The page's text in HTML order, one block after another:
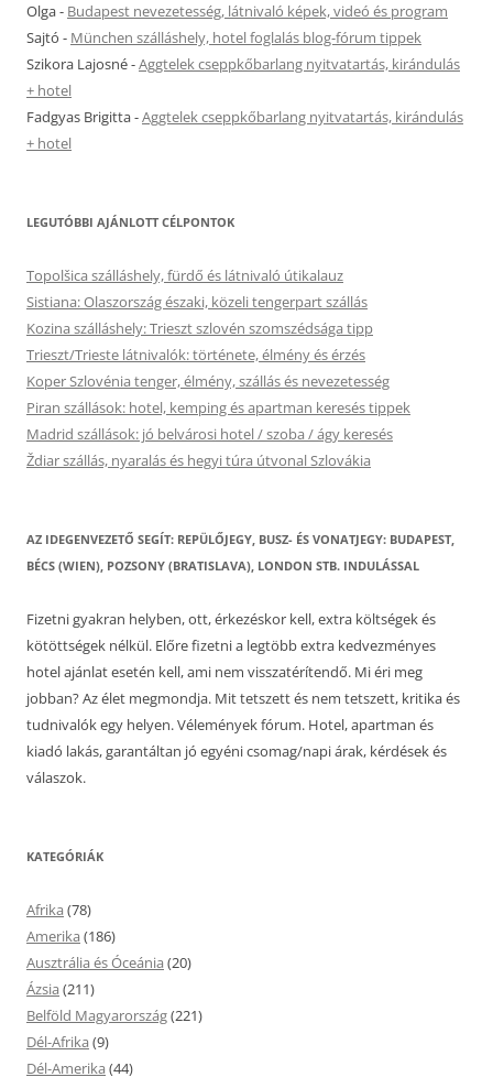
Olga- Budapest nevezetesség, látnivaló képek, videó és program
Sajtó - München szálláshely, hotel foglalás blog-fórum tippek
Szikora Lajosné-Aggtelek cseppkőbarlang nyitvatartás, kirándulás
+ hotel
Fadgyas Brigitta-Aggtelek cseppkőbarlang nyitvatartás, kirándulás
+ hotel
LEGUTÓBBI AJÁNLOTT CÉLPONTOK
Topolšica szálláshely, fürdő és látnivaló útikalauz
Sistiana: Olaszország északi, közeli tengerpart szállás
Kozina szálláshely: Trieszt szlovén szomszédsága tipp
Trieszt/Trieste látnivalók: története, élmény és érzés
Koper Szlovénia tenger, élmény, szállás és nevezetesség
Piran szállások: hotel, kemping és apartman keresés tippek
Madrid szállások: jó belvárosi hotel / szoba / ágy keresés
Ždiar szállás, nyaralás és hegyi túra útvonal Szlovákia
AZ IDEGENVEZETŐ SEGÍT: REPÜLŐJEGY, BUSZ- ÉS VONATJEGY: BUDAPEST,
BÉCS (WIEN), POZSONY (BRATISLAVA), LONDON STB. INDULÁSSAL
Fizetni gyakran helyben, ott, érkezéskor kell, extra költségek és
kötöttségek nélkül. Előre fizetni a legtöbb extra kedvezményes
hotel ajánlat esetén kell, ami nem visszatérítendő. Mi éri meg
jobban? Az élet megmondja. Mit tetszett és nem tetszett, kritika és
tudnivalók egy helyen. Vélemények fórum. Hotel, apartman és
kiadó lakás, garantáltan jó egyéni csomag/napi árak, kérdések és
válaszok.
KATEGÓRIÁK
Afrika (78)
Amerika (186)
Ausztrália és Óceánia (20)
Ázsia (211)
Belföld Magyarország(221)
Dél-Afrika (9)
Dél-Amerika (44)